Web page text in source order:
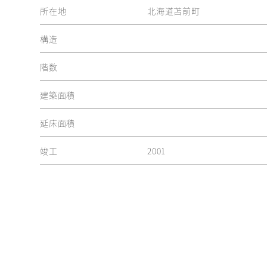
所在地 北海道苫前町
構造
階数
建築面積
延床面積
竣工 2001